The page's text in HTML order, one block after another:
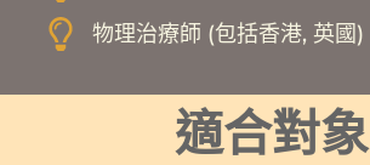
物理治療師 (包括香港, 英國)
適合對象